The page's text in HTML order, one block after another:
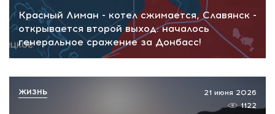
Красный Лиман - котел сжимается, Славянск -
открывается второй выход: началось
генеральное сражение за Донбасс!
21 июня 2026
1122
ЖИЗНЬ